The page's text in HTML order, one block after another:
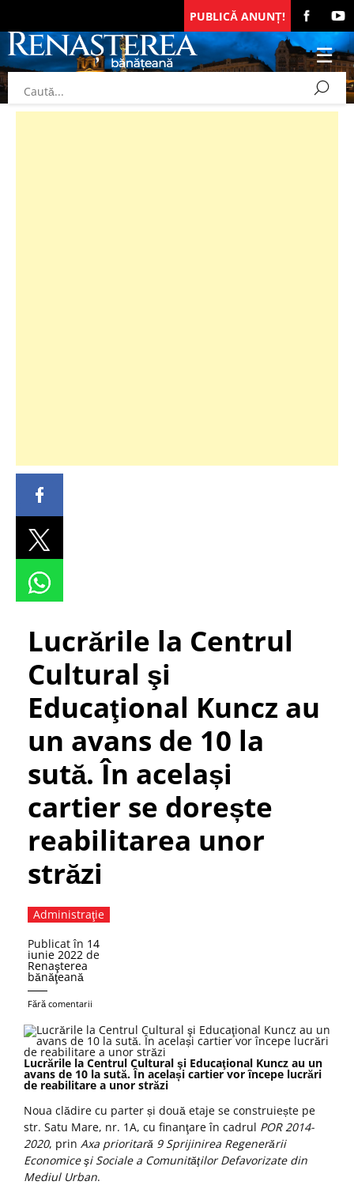
PUBLICĂ ANUNȚ!
Lucrările la Centrul
Cultural şi
Educaţional Kuncz au
un avans de 10 la
sută. În același
cartier se dorește
reabilitarea unor
străzi
Administraţie
Publicat în 14
iunie 2022 de
Renaşterea
bănăţeană
Fără comentarii
Lucrările la Centrul Cultural şi Educaţional Kuncz au un
avans de 10 la sută. În același cartier vor începe lucrări
de reabilitare a unor străzi
Noua clădire cu parter și două etaje se construiește pe
str. Satu Mare, nr. 1A, cu finanţare în cadrul POR 2014-
2020, prin Axa prioritară 9 Sprijinirea Regenerării
Economice şi Sociale a Comunităţilor Defavorizate din
Mediul Urban.